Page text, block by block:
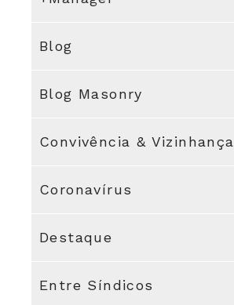
Blog
Blog Masonry
Convivência & Vizinhança
Coronavírus
Destaque
Entre Síndicos